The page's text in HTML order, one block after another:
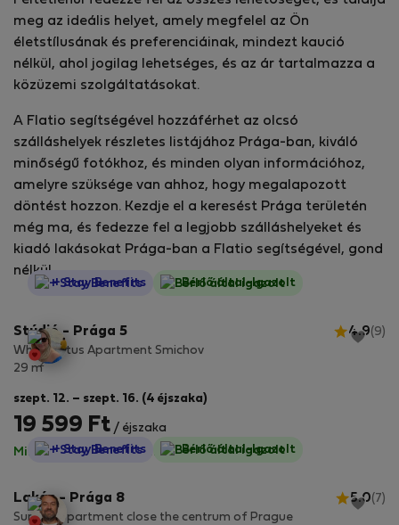
meg az ideális helyet, amely megfelel az Ön
életstílusának és preferenciáinak, mindezt kaució
nélkül, ahol jogilag lehetséges, és az ár tartalmazza a
közüzemi szolgáltatásokat.
A Flatio segítségével hozzáférhet az olcsó
szálláshelyek részletes listájához Prága-ban, kiváló
minőségű fotókhoz, és minden olyan információhoz,
amelyre szüksége van ahhoz, hogy megalapozott
döntést hozzon. Kezdje el a keresést Prága területén
még ma, és fedezze fel a legjobb szálláshelyeket és
kiadó lakásokat Prága-ban a Flatio segítségével, gond
nélkül.
StayProtection
+ Stay Benefits Bérlő által-Igazolt
Stúdió - Prága 5 4.9(9)
White Lotus Apartment Smichov
29 m2
szept. 12. – szept. 16. (4 éjszaka)
19 599 Ft / éjszaka
Minden díj benne van·Nincs kaució
StayProtection
+ Stay Benefits Bérlő által-Igazolt
Lakás - Prága 8 5.0(7)
Sunny appartment close the centrum of Prague